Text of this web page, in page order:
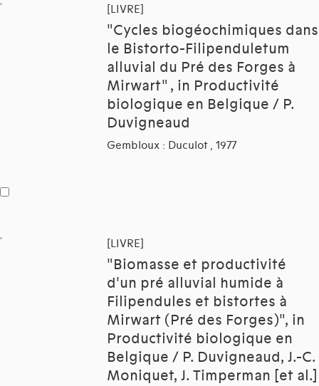
[LIVRE]
"Cycles biogéochimiques dans
le Bistorto-Filipenduletum
alluvial du Pré des Forges à
Mirwart" , in Productivité
biologique en Belgique / P.
Duvigneaud
Gembloux : Duculot , 1977
[LIVRE]
"Biomasse et productivité
d'un pré alluvial humide à
Filipendules et bistortes à
Mirwart (Pré des Forges)", in
Productivité biologique en
Belgique / P. Duvigneaud, J.-C.
Moniquet, J. Timperman [et al.]